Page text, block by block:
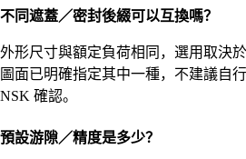
不同遮蓋／密封後綴可以互換嗎？
外形尺寸與額定負荷相同，選用取決
圖面已明確指定其中一種，不建議自
NSK 確認。
預設游隙／精度是多少？